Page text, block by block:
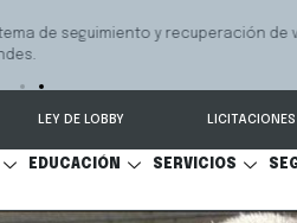
conectado 24/7 a Seguridad
LEY DE LOBBY LICITACIONES
EDUCACIÓN SERVICIOS